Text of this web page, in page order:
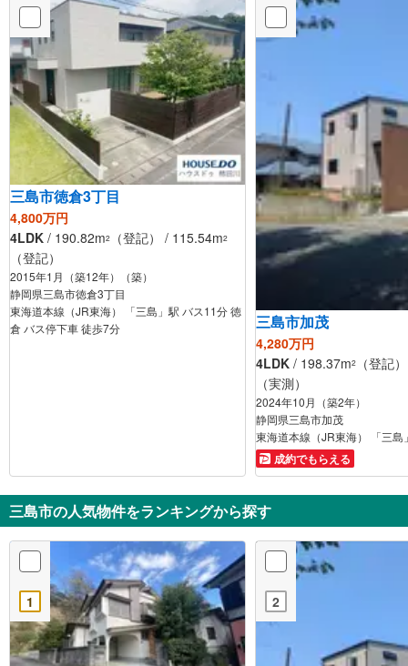
三島市徳倉3丁目
4,800万円
4LDK / 190.82m2 （登記） / 115.54m2
（登記）
2015年1月（築12年）（築）
静岡県三島市徳倉3丁目
東海道本線（JR東海） 「三島」駅 バス11分 徳
倉 バス停下車 徒歩7分
三島市加茂
4,280万円
4LDK / 198.37m2
（登記
（実測）
2024年10月（築2年）
静岡県三島市加茂
東海道本線（JR東海） 「三島
成約でもらえる
三島市の人気物件をランキングから探す
1 2